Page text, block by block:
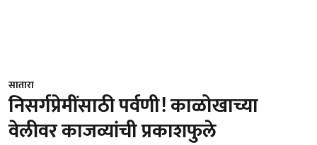
सातारा
निसर्गप्रेमींसाठी पर्वणी! काळोखाच्या
वेलीवर काजव्यांची प्रकाशफुले